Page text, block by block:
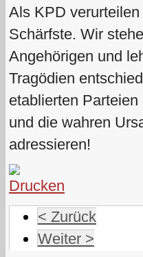
Als KPD
Schärfste. Wir
Angehörigen und
Tragödien
etablierten
und die wahren
adressieren!
< Zurück
Weiter >